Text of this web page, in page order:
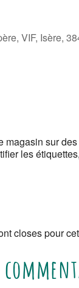
VIF, Isère,
magasin sur
les
closes pour